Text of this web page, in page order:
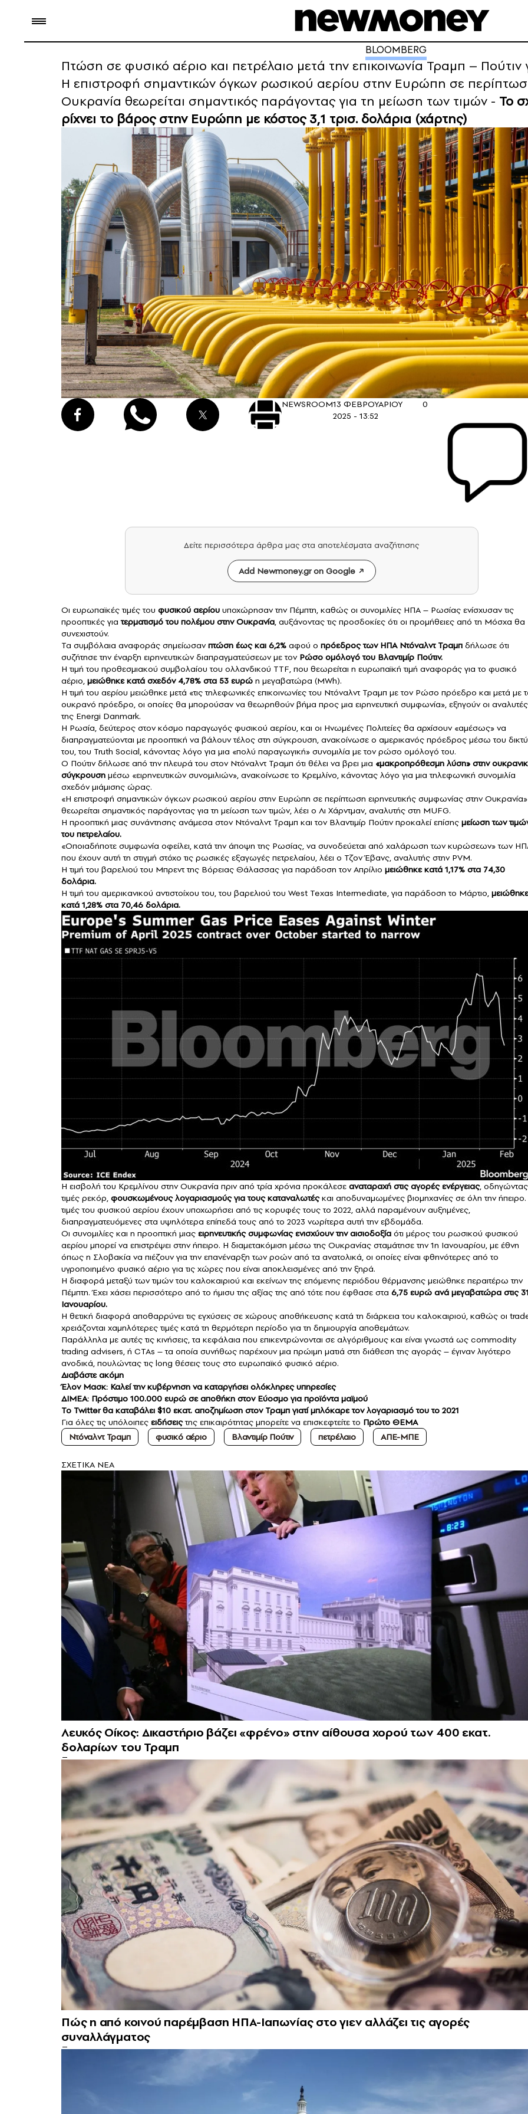
BLOOMBERG
Πτώση σε φυσικό αέριο και πετρέλαιο μετά την επικοινωνία Τραμπ –
Η επιστροφή σημαντικών όγκων ρωσικού αερίου στην Ευρώπη σε
Ουκρανία θεωρείται σημαντικός παράγοντας για τη μείωση των τιμών - Το
ρίχνει το βάρος στην Ευρώπη με κόστος 3,1 τρισ. δολάρια (χάρτης)
NEWSROOM13 ΦΕΒΡΟΥΑΡΙΟΥ
2025 - 13:52
0
Δείτε περισσότερα άρθρα μας στα αποτελέσματα αναζήτησης
Add Newmoney.gr on Google
Οι ευρωπαϊκές τιμές του φυσικού αερίου υποχώρησαν την Πέμπτη, καθώς οι συνομιλίες ΗΠΑ – Ρωσίας ενίσχυσαν τις
προοπτικές για τερματισμό του πολέμου στην Ουκρανία, αυξάνοντας τις προσδοκίες ότι οι προμήθειες από τη Μόσχα θα
συνεχιστούν.
Τα συμβόλαια αναφοράς σημείωσανπτώση έως και 6,2% αφού ο πρόεδρος των ΗΠΑ Ντόναλντ Τραμπ δήλωσε ότι
συζήτησε την έναρξη ειρηνευτικών διαπραγματεύσεων με τονΡώσο ομόλογό του Βλαντιμίρ Πούτιν.
Η τιμή του προθεσμιακού συμβολαίου του ολλανδικού TTF, που θεωρείται η ευρωπαϊκή τιμή αναφοράς για το φυσικό
αέριο, μειώθηκε κατά σχεδόν 4,78% στα 53 ευρώ η μεγαβατώρα (MWh).
Η τιμή του αερίου μειώθηκε μετά «τις τηλεφωνικές επικοινωνίες του Ντόναλντ Τραμπ με τον Ρώσο πρόεδρο και μετά με
ουκρανό πρόεδρο, οι οποίες θα μπορούσαν να θεωρηθούν βήμα προς μια ειρηνευτική συμφωνία», εξηγούν οι αναλυτές
της Energi Danmark.
Η Ρωσία, δεύτερος στον κόσμο παραγωγός φυσικού αερίου, και οι Ηνωμένες Πολιτείες θα αρχίσουν «αμέσως» να
διαπραγματεύονται με προοπτική να βάλουν τέλος στη σύγκρουση, ανακοίνωσε ο αμερικανός πρόεδρος μέσω του
του, του Truth Social, κάνοντας λόγο για μια «πολύ παραγωγική» συνομιλία με τον ρώσο ομόλογό του.
Ο Πούτιν δήλωσε από την πλευρά του στον Ντόναλντ Τραμπ ότι θέλει να βρει μια «μακροπρόθεσμη λύση» στην
σύγκρουση μέσω «ειρηνευτικών συνομιλιών», ανακοίνωσε το Κρεμλίνο, κάνοντας λόγο για μια τηλεφωνική συνομιλία
σχεδόν μιάμισης ώρας.
«Η επιστροφή σημαντικών όγκων ρωσικού αερίου στην Ευρώπη σε περίπτωση ειρηνευτικής συμφωνίας στην Ουκρανία»
θεωρείται σημαντικός παράγοντας για τη μείωση των τιμών, λέει ο Λι Χάρντμαν, αναλυτής στη MUFG.
Η προοπτική μιας συνάντησης ανάμεσα στον Ντόναλντ Τραμπ και τον Βλαντιμίρ Πούτινπροκαλεί επίσης μείωση των
του πετρελαίου.
«Οποιαδήποτε συμφωνία οφείλει, κατά την άποψη της Ρωσίας, να συνοδεύεται από χαλάρωση των κυρώσεων» των
που έχουν αυτή τη στιγμή στόχο τις ρωσικές εξαγωγές πετρελαίου, λέει ο Τζον Έβανς, αναλυτής στην PVM.
Η τιμή του βαρελιού του Μπρεντ της Βόρειας Θάλασσας για παράδοση τον Απρίλιο μειώθηκε κατά 1,17% στα 74,30
δολάρια.
Η τιμή του αμερικανικού αντιστοίχου του, του βαρελιού του West Texas Intermediate, για παράδοση το Μάρτιο, μειώθηκε
κατά 1,28% στα 70,46 δολάρια.
Η εισβολή του Κρεμλίνου στην Ουκρανία πριν από τρία χρόνια προκάλεσε αναταραχή στις αγορές ενέργειας,
τιμές ρεκόρ, φουσκωμένους λογαριασμούς για τους καταναλωτέςκαι αποδυναμωμένες βιομηχανίες σε όλη την ήπειρο.
τιμές του φυσικού αερίου έχουν υποχωρήσει από τις κορυφές τους το 2022, αλλά παραμένουν αυξημένες,
διαπραγματευόμενες στα υψηλότερα επίπεδά τους από το 2023 νωρίτερα αυτή την εβδομάδα.
Οι συνομιλίες και η προοπτική μιας ειρηνευτικής συμφωνίας ενισχύουν την αισιοδοξία ότι μέρος του ρωσικού φυσικού
αερίου μπορεί να επιστρέψει στην ήπειρο. Η διαμετακόμιση μέσω της Ουκρανίας σταμάτησε την 1η Ιανουαρίου, με έθνη
όπως η Σλοβακία να πιέζουν για την επανέναρξη των ροών από τα ανατολικά, οι οποίες είναι φθηνότερες από το
υγροποιημένο φυσικό αέριο για τις χώρες που είναι αποκλεισμένες από την ξηρά.
Η διαφορά μεταξύ των τιμών του καλοκαιριού και εκείνων της επόμενης περιόδου θέρμανσης μειώθηκε περαιτέρω την
Πέμπτη. Έχει χάσει περισσότερο από το ήμισυ της αξίας της από τότε που έφθασε στα 6,75 ευρώ ανά μεγαβατώρα στις 31
Ιανουαρίου.
Η θετική διαφορά αποθαρρύνει τις εγχύσεις σε χώρους αποθήκευσης κατά τη διάρκεια του καλοκαιριού, καθώς οι
χρειάζονται χαμηλότερες τιμές κατά τη θερμότερη περίοδο για τη δημιουργία αποθεμάτων.
Παράλληλα με αυτές τις κινήσεις, τα κεφάλαια που επικεντρώνονται σε αλγόριθμους και είναι γνωστά ως commodity
trading advisers, ή CTAs – τα οποία συνήθως παρέχουν μια πρώιμη ματιά στη διάθεση της αγοράς – έγιναν λιγότερο
ανοδικά, πουλώντας τις long θέσεις τους στο ευρωπαϊκό φυσικό αέριο.
Διαβάστε ακόμη
Έλον Μασκ: Καλεί την κυβέρνηση να καταργήσει ολόκληρες υπηρεσίες
ΔΙΜΕΑ: Πρόστιμο 100.000 ευρώ σε αποθήκη στον Εύοσμο για προϊόντα μαϊμού
Το Twitter θα καταβάλει $10 εκατ. αποζημίωση στον Τραμπ γιατί μπλόκαρε τον λογαριασμό του το 2021
Για όλες τις υπόλοιπες ειδήσεις της επικαιρότητας μπορείτε να επισκεφτείτε το Πρώτο ΘΕΜΑ
Ντόναλντ Τραμπ
φυσικό αέριο Βλαντιμίρ Πούτιν πετρέλαιο ΑΠΕ-ΜΠΕ
ΣXETIKA NEA
Λευκός Οίκος: Δικαστήριο βάζει «φρένο» στην αίθουσα χορού των 400 εκατ.
δολαρίων του Τραμπ
Πώς η από κοινού παρέμβαση ΗΠΑ-Ιαπωνίας στο γιεν αλλάζει τις αγορές
συναλλάγματος